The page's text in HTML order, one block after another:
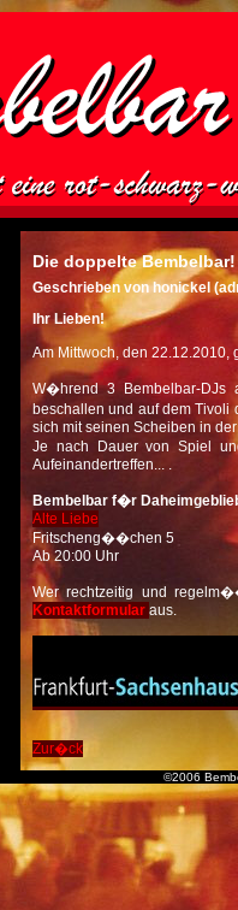
Die doppelte Bembelbar!
Geschrieben von honickel
Ihr Lieben!
Am Mittwoch, den 22.12.2010,
W�hrend 3 Bembelbar-
beschallen und auf dem
sich mit seinen Scheiben in
Je nach Dauer von Spiel
Aufeinandertreffen... .
Bembelbar f�r
Alte Liebe
Fritscheng��chen 5
Ab 20:00 Uhr
Wer rechtzeitig und
Kontaktformular aus.
Zur�ck
©2006